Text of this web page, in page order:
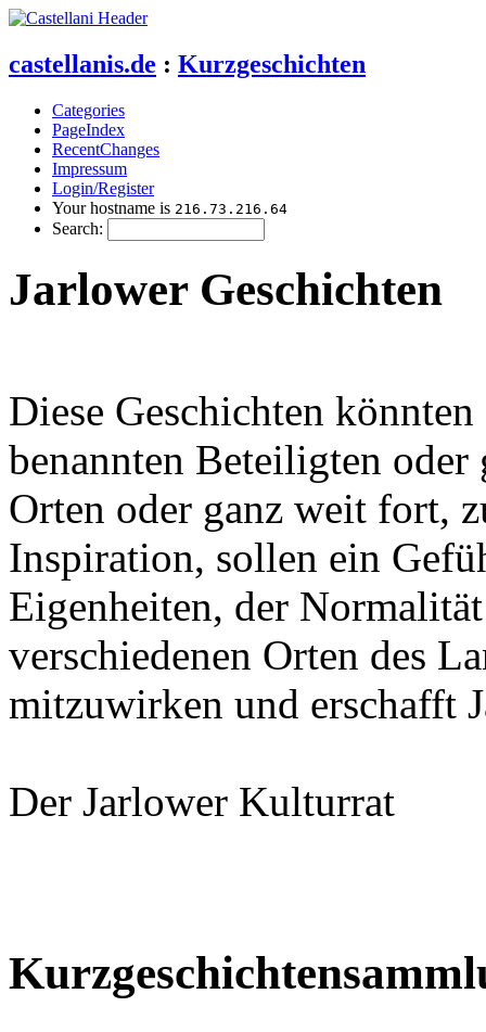
castellanis.de : Kurzgeschichten
Categories
PageIndex
RecentChanges
Impressum
Login/Register
Your hostname is 216.73.216.64
Search:
Jarlower Geschichten
Diese Geschichten
benannten Beteiligten oder
Orten oder ganz weit fort,
Inspiration, sollen ein
Eigenheiten, der
verschiedenen Orten des
mitzuwirken und erschafft
Der Jarlower Kulturrat